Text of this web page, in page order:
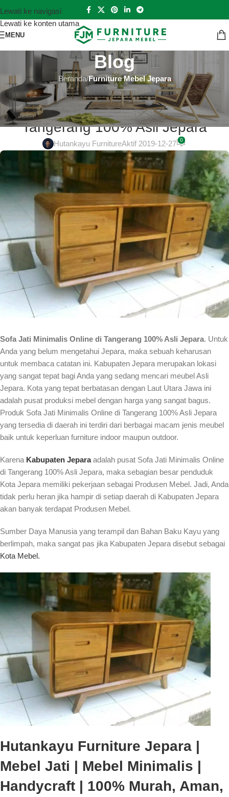
Lewati ke navigasi
Lewati ke konten utama
MENU
Blog
Beranda/Furniture Mebel Jepara
FURNITURE MEBEL JEPARA
Sofa Jati Minimalis Online di
Tangerang 100% Asli Jepara
Hutankayu FurnitureAktif 2019-12-27 0
Sofa Jati Minimalis Online di Tangerang 100% Asli Jepara. Untuk
Anda yang belum mengetahui Jepara, maka sebuah keharusan
untuk membaca catatan ini. Kabupaten Jepara merupakan lokasi
yang sangat tepat bagi Anda yang sedang mencari meubel Asli
Jepara. Kota yang tepat berbatasan dengan Laut Utara Jawa ini
adalah pusat produksi mebel dengan harga yang sangat bagus.
Produk Sofa Jati Minimalis Online di Tangerang 100% Asli Jepara
yang tersedia di daerah ini terdiri dari berbagai macam jenis meubel
baik untuk keperluan furniture indoor maupun outdoor.
Karena Kabupaten Jeparaadalah pusat Sofa Jati Minimalis Online
di Tangerang 100% Asli Jepara, maka sebagian besar penduduk
Kota Jepara memiliki pekerjaan sebagai Produsen Mebel. Jadi, Anda
tidak perlu heran jika hampir di setiap daerah di Kabupaten Jepara
akan banyak terdapat Produsen Mebel.
Sumber Daya Manusia yang terampil dan Bahan Baku Kayu yang
berlimpah, maka sangat pas jika Kabupaten Jepara disebut sebagai
Kota Mebel.
Hutankayu Furniture Jepara |
Mebel Jati | Mebel Minimalis |
Handycraft | 100% Murah, Aman,